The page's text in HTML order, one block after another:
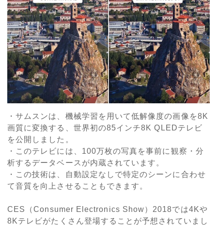
・サムスンは、機械学習を用いて低解像度の画像を8K
画質に変換する、世界初の85インチ8K QLEDテレビ
を公開しました。
・このテレビには、100万枚の写真を事前に観察・分
析するデータベースが内蔵されています。
・この技術は、自動設定なしで特定のシーンに合わせ
て音質を向上させることもできます。
CES（Consumer Electronics Show）2018では4Kや
8Kテレビがたくさん登場することが予想されていまし